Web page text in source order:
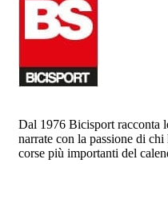
Dal 1976 Bicisport racconta
narrate con la passione di
corse più importanti del